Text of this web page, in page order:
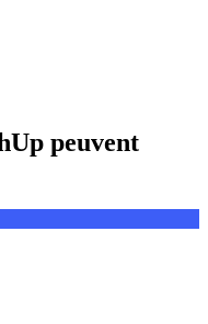
peuvent